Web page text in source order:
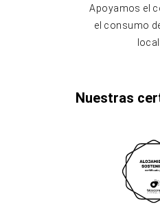
Apoyamos el
el consumo
Nuestras